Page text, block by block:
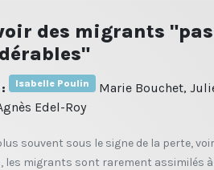
des migrants
Isabelle Poulin
Marie Bouchet,
Edel-Roy
souvent sous le signe de la perte,
les migrants sont rarement assimilés à